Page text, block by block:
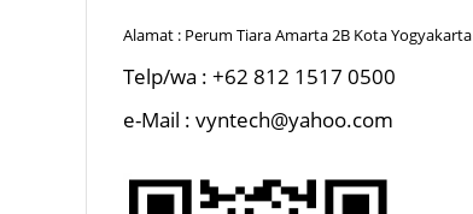
Alamat : Perum Tiara Amarta 2B Kota Yogyakarta
Telp/wa : +62 812 1517 0500
e-Mail : vyntech@yahoo.com